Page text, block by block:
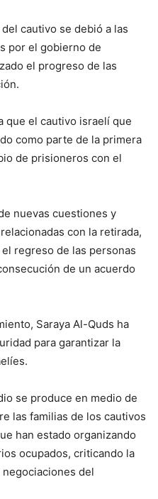
cautivo se debió a las
por el gobierno de
el progreso de las
que el cautivo israelí que
como parte de la primera
de prisioneros con el
nuevas cuestiones y
con la retirada,
regreso de las personas
de un acuerdo
Saraya Al-Quds ha
para garantizar la
se produce en medio de
las familias de los cautivos
han estado organizando
ocupados, criticando la
del